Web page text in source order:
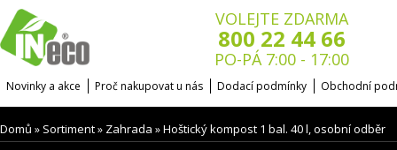
VOLEJTE ZDARMA
800 22 44 66
PO-PÁ 7:00 - 17:00
Novinky a akce Proč nakupovat u nás Dodací podmínky Obchodní
Domů » Sortiment» Zahrada »Hoštický kompost 1 bal. 40 l, osobní odběr